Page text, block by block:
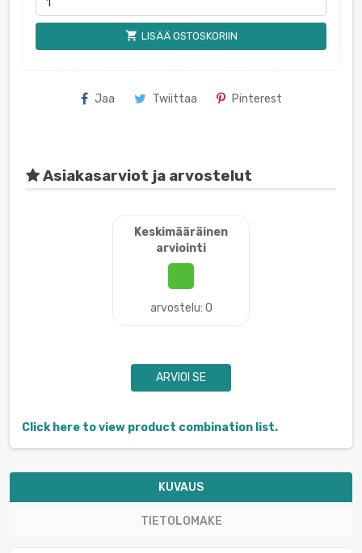
shopping_cart LISÄÄ OSTOSKORIIN
Jaa Twiittaa Pinterest
Asiakasarviot ja arvostelut
Keskimääräinen
arviointi
arvostelu: 0
ARVIOI SE
Click here to view product combination list.
KUVAUS
TIETOLOMAKE